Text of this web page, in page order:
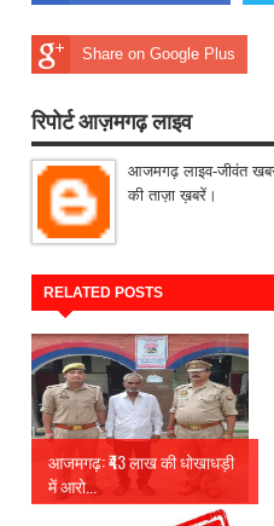
Share on Google Plus
रिपोर्ट आज़मगढ़ लाइव
आजमगढ़ लाइव-जीवंत
की ताज़ा ख़बरें।
RELATED POSTS
आजमगढ़: ₹43 लाख की धोखाधड़ी
में आरो...